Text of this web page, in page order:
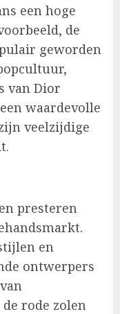
een hoge
de
geworden
van Dior
waardevolle
veelzijdige
presteren
en
ontwerpers
rode zolen